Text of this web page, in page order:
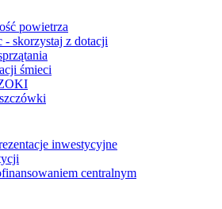
powietrza
- skorzystaj z dotacji
śmieci
inwestycyjne
centralnym